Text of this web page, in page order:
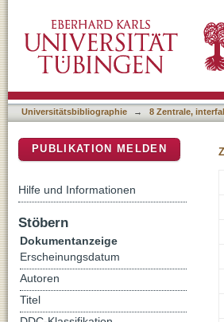
Universitätsbibliographie → 8 Zentrale,
PUBLIKATION MELDEN
Hilfe und Informationen
Stöbern
Dokumentanzeige
Erscheinungsdatum
Autoren
Titel